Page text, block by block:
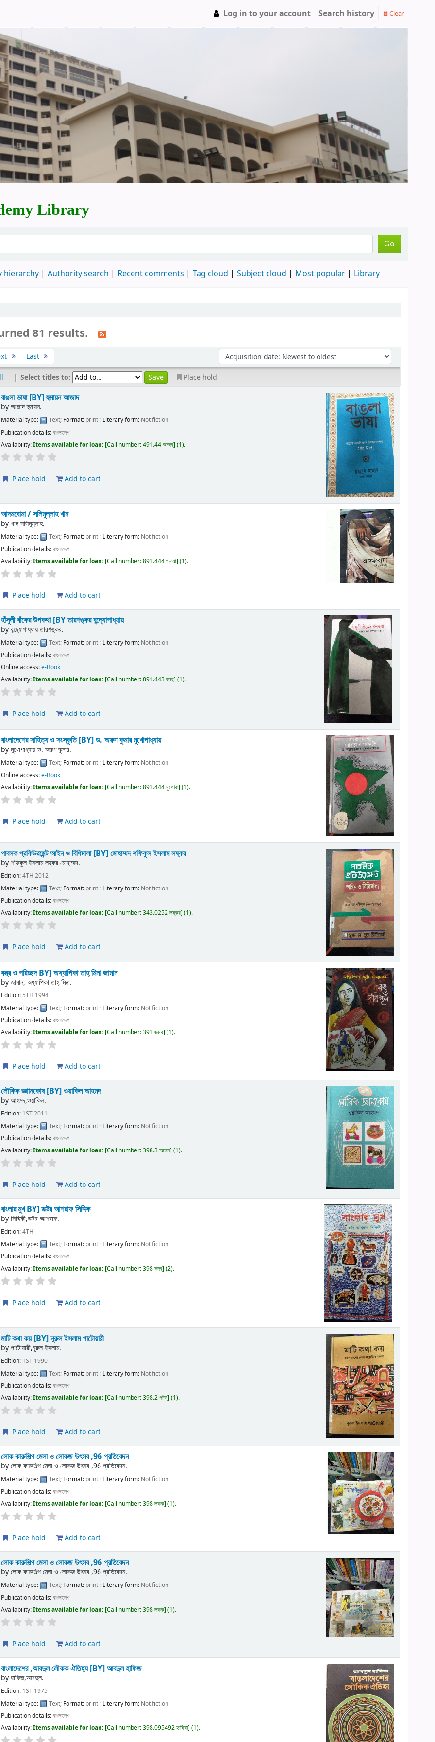
Log in to your account Search history Clear
Library
Go
hierarchy Authority search Recent comments Tag cloud Subject cloud Most popular Library
81 results.
Last
| Select titles to: Place hold
বাঙলা ভাষা[BY] হুমায়ন আজাদ
byআজাদ হুমায়ন.
Material type: Text; Format: print; Literary form: Not fiction
Publication details:বাংলাদেশ
Availability:Items available for loan: Call number:491.44 আজব (1).
Place hold Add to cart
আদমবোমা /সলিমুল্লাহ খান
byখান সলিমুল্লাহ.
Material type: Text; Format: print; Literary form: Not fiction
Publication details:বাংলাদেশ
Availability:Items available for loan: Call number:891.444 খনআ (1).
Place hold Add to cart
হাঁসুলী বাঁকের উপকথা[BY তারশঙ্কর বন্দ্যোপাধ্যায়
byবন্দ্যোপাধ্যায় তারশঙ্কর.
Material type: Text; Format: print; Literary form: Not fiction
Publication details:বাংলাদেশ
Online access:e-Book
Availability:Items available for loan: Call number:891.443 বনহ (1).
Place hold Add to cart
বাংলাদেশের সাহিত্য ও সংস্কৃতি[BY] ড. অরুণ কুমার মুখোপাধ্যায়
byমুখোপাধ্যায় ড. অরুণ কুমার.
Material type: Text; Format: print; Literary form: Not fiction
Online access:e-Book
Availability:Items available for loan: Call number:891.444 মুখোবা (1).
Place hold Add to cart
পাবলক প্রকিউরমেন্ট আইন ও বিধিমালা[BY] মোহাম্মদ শফিকুল ইসলাম লষ্কর
byশফিকুল ইসলাম লষ্কর মোহাম্মদ.
Edition:4TH 2012
Material type:
Text; Format: print ; Literary form: Not fiction
Publication details:বাংলাদেশ
Availability:Items available for loan: Call number:343.0252 লষ্কর (1).
Place hold Add to cart
বস্ত্র ও পরিচ্ছদBY] অধ্যাপিকা তাহ্ মিনা জামান
byজামান, অধ্যাপিকা তাহ্ মিনা.
Edition: 5TH 1994
Material type:
Text; Format: print; Literary form: Not fiction
Publication details:বাংলাদেশ
Availability:Items available for loan: Call number:391 জমব (1).
Place hold Add to cart
লৌকিক জ্ঞাানকোষ[BY] ওয়াকিল আহমদ
byআহমদ,ওয়াকিল.
Edition: 1ST 2011
Material type:
Text; Format: print ; Literary form: Not fiction
Publication details:বাংলাদেশ
Availability:Items available for loan: Call number:398.3 আহল (1).
Place hold Add to cart
বাংলার মুখBY] ডক্টর আশরাফ সিদ্দিক
byসিদ্দিকী,ডক্টর আশরাফ.
Edition:4TH
Material type:
Text; Format: print; Literary form: Not fiction
Publication details:বাংলাদেশ
Availability:Items available for loan: Call number:398 সদব (2).
Place hold Add to cart
মাটি কথা কয়[BY] নূরুল ইসলাম পাটোয়ারী
byপাটোয়ারী,নূরুল ইসলাম.
Edition: 1ST 1990
Material type:
Text; Format: print ; Literary form: Not fiction
Publication details:বাংলাদেশ
Availability:Items available for loan: Call number:398.2 পটম (1).
Place hold Add to cart
লোক কারুশিল্প মেলা ও লোকজ উৎসব ,96 প্রতিবেদন
byলোক কারুশিল্প মেলা ও লোকজ উৎসব ,96 প্রতিবেদন.
Material type: Text; Format: print; Literary form: Not fiction
Publication details:বাংলাদেশ
Availability:Items available for loan: Call number:398 লকক (1).
Place hold Add to cart
লোক কারুশিল্প মেলা ও লোকজ উৎসব ,96 প্রতিবেদন
byলোক কারুশিল্প মেলা ও লোকজ উৎসব ,96 প্রতিবেদন.
Material type: Text; Format: print; Literary form: Not fiction
Publication details:বাংলাদেশ
Availability:Items available for loan: Call number:398 লকক (1).
Place hold Add to cart
বাংলাদেশের ,আবদুল লৌকক ঐতিহ্য[BY] আবদুল হাফিজ
byহাফিজ,আবদুল.
Edition: 1ST 1975
Material type:
Text; Format: print; Literary form: Not fiction
Publication details:বাংলাদেশ
Availability:Items available for loan: Call number:398.095492 হাফিবা (1).